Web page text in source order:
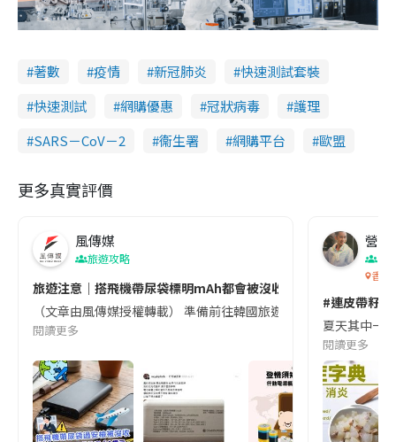
著數 疫情 新冠肺炎
快速測試套裝
快速測試
網購優惠 冠狀病毒
護理
SARS－CoV－2
衞生署 網購平台 歐盟
更多真實評價
風傳媒
旅遊攻略
旅遊注意｜搭飛機帶尿袋標明mAh都會被沒收😱出發前切記檢查
（文章由風傳媒授權轉載） 準備前往韓國旅遊的民眾，近期要
閱讀更多
營養
香港
#連皮帶籽
夏天其中一
閱讀更多